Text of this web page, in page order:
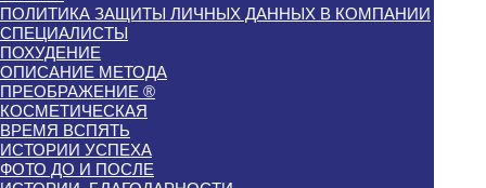
ПОЛИТИКА ЗАЩИТЫ ЛИЧНЫХ ДАННЫХ В КОМПАНИИ
СПЕЦИАЛИСТЫ
ПОХУДЕНИЕ
ОПИСАНИЕ МЕТОДА
ПРЕОБРАЖЕНИЕ ®
КОСМЕТИЧЕСКАЯ
ВРЕМЯ ВСПЯТЬ
ИСТОРИИ УСПЕХА
ФОТО ДО И ПОСЛЕ